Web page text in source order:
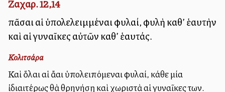
Ζαχαρ. 12,14
πᾶσαι αἱ ὑπολελειμμέναι φυλαί, φυλὴ καθ’ ἑαυτὴν
καὶ αἱ γυναῖκες αὐτῶν καθ’ ἑαυτάς.
Κολιτσάρα
Καὶ ὅλαι αἱ ἄλλαι ὑπολειπόμεναι φυλαί, κάθε μία
ἰδιαιτέρως θὰ θρηνήσῃ καὶ χωριστὰ αἱ γυναῖκες των.